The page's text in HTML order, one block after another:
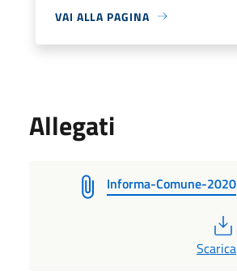
VAI ALLA PAGINA
Allegati
Informa-Comune-2020
Scarica